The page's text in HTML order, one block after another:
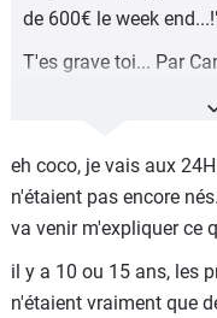
de 600€ le week
T'es grave toi... Par
vrais passionnés" du
La où, comme le dit
Porsche, ou autre
rendu boueux par la
tous les autres gens
moyens, mais
eh coco, je vais aux
n'étaient pas encore
va venir m'expliquer ce
il y a 10 ou 15 ans, les
n'étaient vraiment que